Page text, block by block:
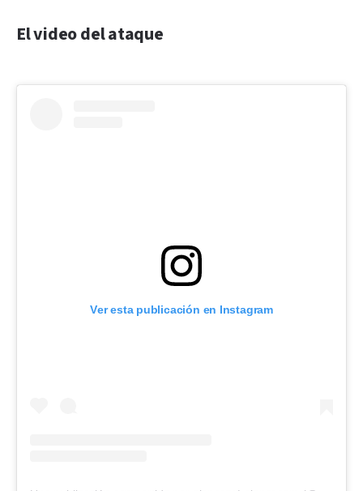
El video del ataque
Ver esta publicación en Instagram